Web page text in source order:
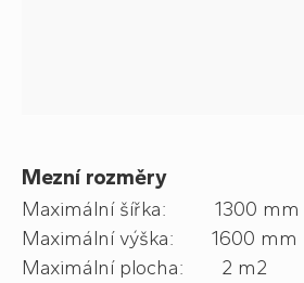
Mezní rozměry
Maximální šířka: 1300 mm
Maximální výška: 1600 mm
Maximální plocha: 2 m2